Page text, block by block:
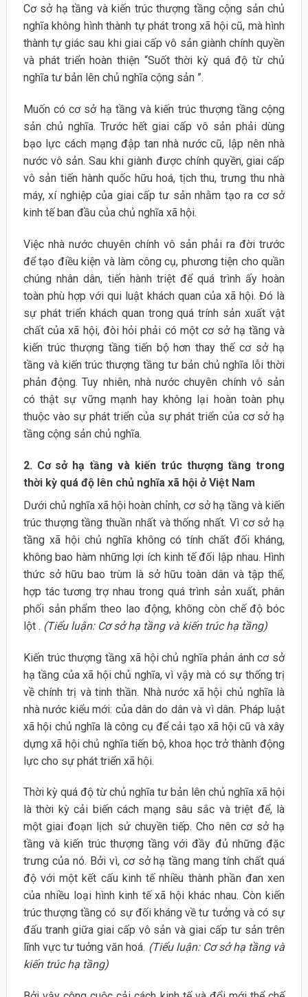
Cơ sở hạ tầng và kiến trúc thượng tầng cộng sản chủ
nghĩa không hình thành tự phát trong xã hội cũ, mà hình
thành tự giác sau khi giai cấp vô sản giành chính quyền
và phát triển hoàn thiện “Suốt thời kỳ quá độ từ chủ
nghĩa tư bản lên chủ nghĩa cộng sản ”.
Muốn có cơ sở hạ tầng và kiến trúc thượng tầng cộng
sản chủ nghĩa. Trước hết giai cấp vô sản phải dùng
bạo lực cách mạng đập tan nhà nước cũ, lập nên nhà
nước vô sản. Sau khi giành được chính quyền, giai cấp
vô sản tiến hành quốc hữu hoá, tịch thu, trưng thu nhà
máy, xí nghiệp của giai cấp tư sản nhằm tạo ra cơ sở
kinh tế ban đầu của chủ nghĩa xã hội.
Việc nhà nước chuyên chính vô sản phải ra đời trước
để tạo điều kiện và làm công cụ, phương tiện cho quần
chúng nhân dân, tiến hành triệt để quá trình ấy hoàn
toàn phù hợp với qui luật khách quan của xã hội. Đó là
sự phát triển khách quan trong quá trính sản xuất vật
chất của xã hội, đòi hỏi phải có một cơ sở hạ tầng và
kiến trúc thượng tầng tiến bộ hơn thay thế cơ sở hạ
tầng và kiến trúc thượng tầng tư bản chủ nghĩa lỗi thời
phản động. Tuy nhiên, nhà nước chuyên chính vô sản
có thật sự vững mạnh hay không lại hoàn toàn phụ
thuộc vào sự phát triển của sự phát triển của cơ sở hạ
tầng cộng sản chủ nghĩa.
2. Cơ sở hạ tầng và kiến trúc thượng tầng trong
thời kỳ quá độ lên chủ nghĩa xã hội ở Việt Nam
Dưới chủ nghĩa xã hội hoàn chỉnh, cơ sở hạ tầng và kiến
trúc thượng tầng thuần nhất và thống nhất. Vì cơ sở hạ
tầng xã hội chủ nghĩa không có tính chất đối kháng,
không bao hàm những lợi ích kinh tế đối lập nhau. Hình
thức sở hữu bao trùm là sở hữu toàn dân và tập thể,
hợp tác tương trợ nhau trong quá trình sản xuất, phân
phối sản phẩm theo lao động, không còn chế độ bóc
lột . (Tiểu luận: Cơ sở hạ tầng và kiến trúc hạ tầng)
Kiến trúc thượng tầng xã hội chủ nghĩa phản ánh cơ sở
hạ tầng của xã hội chủ nghĩa, vì vậy mà có sự thống trị
về chính trị và tinh thần. Nhà nước xã hội chủ nghĩa là
nhà nước kiểu mới: của dân do dân và vì dân. Pháp luật
xã hội chủ nghĩa là công cụ để cải tạo xã hội cũ và xây
dựng xã hội chủ nghĩa tiến bộ, khoa học trở thành động
lực cho sự phát triển xã hội.
Thời kỳ quá độ từ chủ nghĩa tư bản lên chủ nghĩa xã hội
là thời kỳ cải biến cách mạng sâu sắc và triệt để, là
một giai đoạn lịch sử chuyền tiếp. Cho nên cơ sở hạ
tầng và kiến trúc thượng tầng với đầy đủ những đặc
trưng của nó. Bởi vì, cơ sở hạ tầng mang tính chất quá
độ với một kết cấu kinh tế nhiều thành phần đan xen
của nhiều loại hình kinh tế xã hội khác nhau. Còn kiến
trúc thượng tầng có sự đối kháng về tư tưởng và có sự
đấu tranh giữa giai cấp vô sản và giai cấp tư sản trên
lĩnh vực tư tuởng văn hoá. (Tiểu luận: Cơ sở hạ tầng và
kiến trúc hạ tầng)